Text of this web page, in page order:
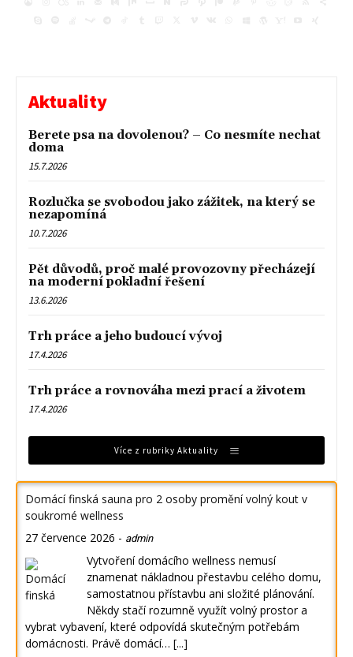
Aktuality
Berete psa na dovolenou? – Co nesmíte nechat
doma
15.7.2026
Rozlučka se svobodou jako zážitek, na který se
nezapomíná
10.7.2026
Pět důvodů, proč malé provozovny přecházejí
na moderní pokladní řešení
13.6.2026
Trh práce a jeho budoucí vývoj
17.4.2026
Trh práce a rovnováha mezi prací a životem
17.4.2026
Více z rubriky Aktuality
Domácí finská sauna pro 2 osoby promění volný kout v
soukromé wellness
27 července 2026 - admin
Vytvoření domácího wellness nemusí
znamenat nákladnou přestavbu celého domu,
samostatnou přístavbu ani složité plánování.
Někdy stačí rozumně využít volný prostor a
vybrat vybavení, které odpovídá skutečným potřebám
domácnosti. Právě domácí… [...]